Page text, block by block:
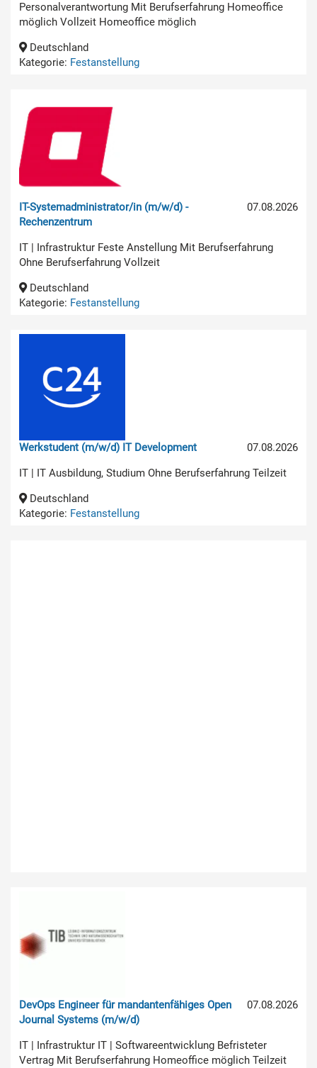
Personalverantwortung Mit Berufserfahrung Homeoffice
möglich Vollzeit Homeoffice möglich
Deutschland
Kategorie: Festanstellung
07.08.2026
IT-Systemadministrator/in (m/w/d) -
Rechenzentrum
IT | Infrastruktur Feste Anstellung Mit Berufserfahrung
Ohne Berufserfahrung Vollzeit
Deutschland
Kategorie: Festanstellung
07.08.2026
Werkstudent (m/w/d) IT Development
IT | IT Ausbildung, Studium Ohne Berufserfahrung Teilzeit
Deutschland
Kategorie: Festanstellung
07.08.2026
DevOps Engineer für mandantenfähiges Open
Journal Systems (m/w/d)
IT | Infrastruktur IT | Softwareentwicklung Befristeter
Vertrag Mit Berufserfahrung Homeoffice möglich Teilzeit